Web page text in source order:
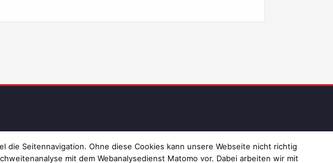
Impressum und Datenschutz
Seitennavigation. Ohne diese Cookies kann unsere Webseite nicht richtig
mit dem Webanalysedienst Matomo vor. Dabei arbeiten wir mit